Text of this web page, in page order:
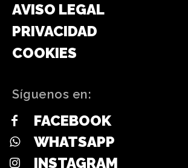
AVISO LEGAL
PRIVACIDAD
COOKIES
Síguenos en:
FACEBOOK
WHATSAPP
INSTAGRAM